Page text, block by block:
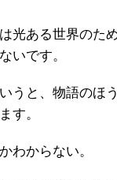
光ある世界のた
いです。
うと、物語のほ
す。
わからない。